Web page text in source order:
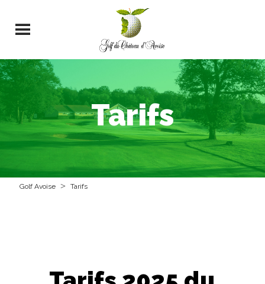
Tarifs
Golf Avoise > Tarifs